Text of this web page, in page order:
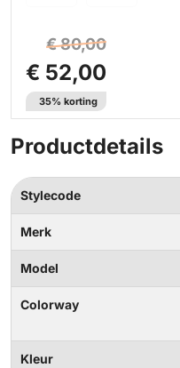
€ 80,00
€ 52,00
35% korting
Productdetails
Stylecode
Merk
Model
Colorway
Kleur